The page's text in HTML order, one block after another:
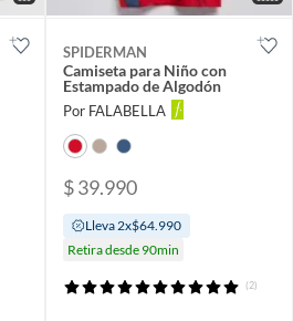
SPIDERMAN
Camiseta para Niño con
Estampado de Algodón
Por FALABELLA
$ 39.990
Lleva 2x$64.990
Retira desde 90min
(2)